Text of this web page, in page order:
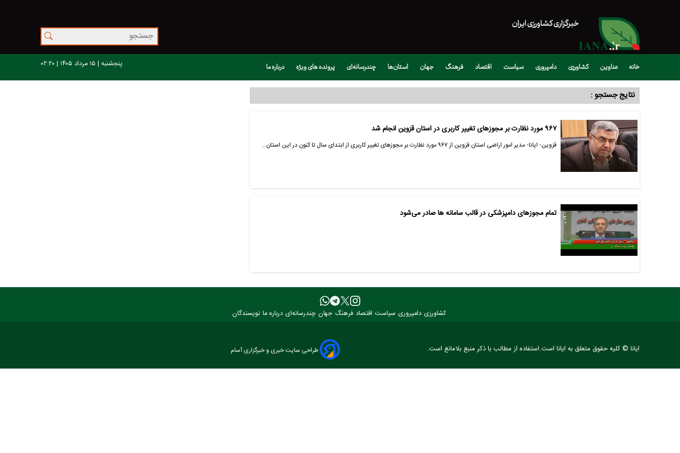
خبرگزاری کشاورزی ایران
خانه عناوین کشاورزی دامپروری سیاست اقتصاد فرهنگ جهان استان‌ها چندرسانه‌ای پرونده های ویژه درباره ما پنجشنبه | ۱۵ مرداد ۱۴۰۵ | ۰۲:۲۰
نتایج جستجو :
۹۶۷ مورد نظارت بر مجوزهای تغییر کاربری در استان قزوین انجام شد
قزوین- ایانا- مدیر امور اراضی استان قزوین از ۹۶۷ مورد نظارت بر مجوزهای تغییر کاربری از ابتدای سال تا کنون در این استان…
تمام مجوزهای دامپزشکی در قالب سامانه ها صادر می‌شود
کشاورزی دامپروری سیاست اقتصاد فرهنگ جهان چندرسانه‌ای درباره ما نویسندگان
ایانا © کلیه حقوق متعلق به ایانا است.استفاده از مطالب با ذکر منبع بلامانع است. طراحی سایت خبری و خبرگزاری آسام